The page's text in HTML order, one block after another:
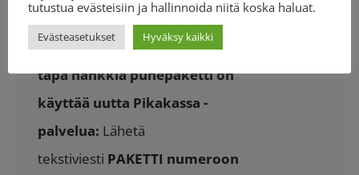
puheaikaasi jonkun toisen paikalla
olevan henkilön kanssa.Nopein
tapa hankkia puhepaketti on
käyttää uutta Pikakassa -
palvelua: Lähetä
tekstiviesti PAKETTI numeroon
tutustua evästeisiin ja hallinnoida niitä koska haluat.
Evästeasetukset Hyväksy kaikki